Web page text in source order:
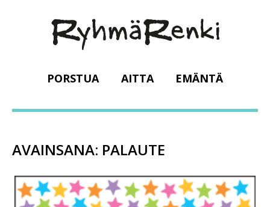
PORSTUA AITTA EMÄNTÄ
AVAINSANA: PALAUTE